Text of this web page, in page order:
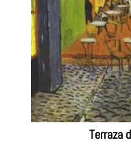
Terraza